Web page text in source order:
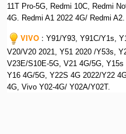
11T Pro-5G, Redmi 10C, Redmi
4G. Redmi A1 2022 4G/ Redmi A2.
VIVO : Y91/Y93, Y91C/Y1s,
V20/V20 2021, Y51 2020 /Y53s,
V23E/S10E-5G, V21 4G/5G, Y15s
Y16 4G/5G, Y22S 4G 2022/Y22
4G, Vivo Y02-4G/ Y02A/Y02T.